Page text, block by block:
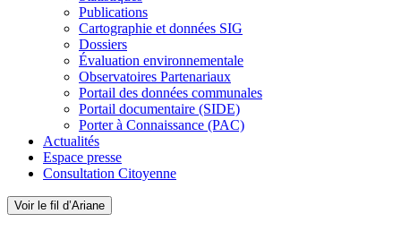
Publications
Cartographie et données SIG
Dossiers
Évaluation environnementale
Observatoires Partenariaux
Portail des données communales
Portail documentaire (SIDE)
Porter à Connaissance (PAC)
Actualités
Espace presse
Consultation Citoyenne
Voir le fil d’Ariane